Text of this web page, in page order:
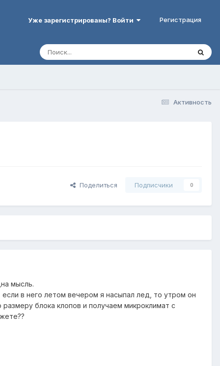
Уже зарегистрированы? Войти Регистрация
Активность
Поделиться Подписчики 0
мысль.
в него летом вечером я насыпал лед, то утром он
блока клопов и получаем микроклимат с